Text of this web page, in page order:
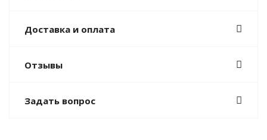
Доставка и оплата
Отзывы
Задать вопрос